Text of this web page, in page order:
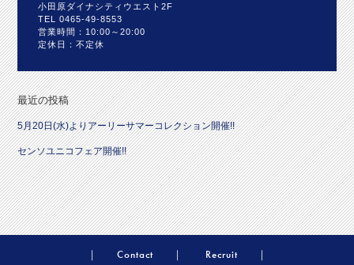
小田原ダイナシティウエスト2F
TEL 0465-49-8553
営業時間：10:00～20:00
定休日：不定休
最近の投稿
5月20日(水)よりアーリーサマーコレクション開催!!
センソユニコフェア開催!!
Contact Recruit